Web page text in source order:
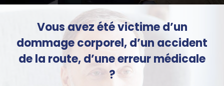
Vous avez été victime d’un
dommage corporel, d’un accident
de la route, d’une erreur médicale
?